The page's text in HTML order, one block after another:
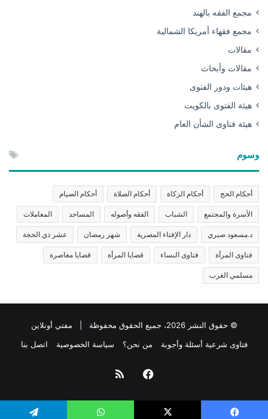
مجمع الفقه بالهند
مجمع فقهاء أمريكا الشمالية
مقالات
مقالات وأبحاث
هيئات ودور الفتوى
هيئة الفتوى بالكويت
هيئة فتاوى الشأن العام
وسوم
أحكام الحج أحكام الزكاة أحكام الصلاة أحكام الصيام
الأسرة والمجتمع الشباب الفقه وأصوله المساجد المعاملات
د.مسعود صبري دار الإفتاء المصرية شهر رمضان عشر ذي الحجة
فتاوى المرأة فتاوى النساء قضايا المرأة قضايا معاصرة
مسلمي الغرب
© حقوق النشر 2026، جميع الحقوق محفوظة | مفتي أونلاين
فتاوى شرعية أسئلة وأجوبة
من نحن؟ سياسة الخصوصية اتصل بنا
فيسبوك
الموقع